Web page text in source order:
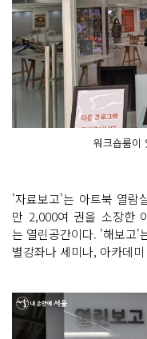
워크숍룸
'자료보고'는 아트북 열람
만 2,000여 권을 소장한
는 열린공간이다. '해보고'
별강좌나 세미나, 아카데